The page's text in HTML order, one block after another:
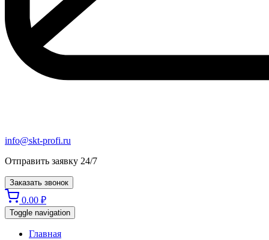
info@skt-profi.ru
Отправить заявку 24/7
Заказать звонок
0.00 ₽
Toggle navigation
Главная